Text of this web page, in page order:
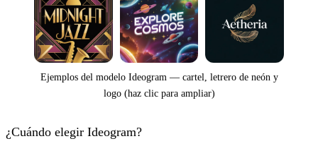
Ejemplos del modelo Ideogram — cartel, letrero de neón y
logo (haz clic para ampliar)
¿Cuándo elegir Ideogram?